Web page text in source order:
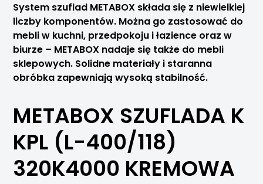
System szuflad METABOX składa się z niewielkiej
liczby komponentów. Można go zastosować do
mebli w kuchni, przedpokoju i łazience oraz w
biurze – METABOX nadaje się także do mebli
sklepowych. Solidne materiały i staranna
obróbka zapewniają wysoką stabilność.
METABOX SZUFLADA K
KPL (L-400/118)
320K4000 KREMOWA